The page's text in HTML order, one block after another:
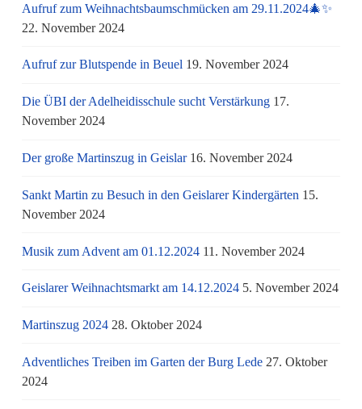
Aufruf zum Weihnachtsbaumschmücken am 29.11.2024🎄✨
22. November 2024
Aufruf zur Blutspende in Beuel 19. November 2024
Die ÜBI der Adelheidisschule sucht Verstärkung 17.
November 2024
Der große Martinszug in Geislar 16. November 2024
Sankt Martin zu Besuch in den Geislarer Kindergärten 15.
November 2024
Musik zum Advent am 01.12.2024 11. November 2024
Geislarer Weihnachtsmarkt am 14.12.2024 5. November 2024
Martinszug 2024 28. Oktober 2024
Adventliches Treiben im Garten der Burg Lede 27. Oktober
2024